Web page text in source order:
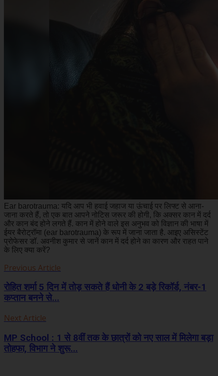
Ear barotrauma: यदि आप भी हवाई जहाज या ऊंचाई पर लिफ्ट से आना-
जाना करते हैं, तो एक बात आपने नोटिस जरूर की होगी, कि अक्सर कान में दर्द
और कान बंद होने लगते हैं. कान में होने वाले इस अनुभव को विज्ञान की भाषा में
ईयर बैरोट्रॉमा (ear barotrauma) के रूप में जाना जाता है. आइए असिस्टेंट
प्रोफेसर डॉ. अवनीश कुमार से जानें कान में दर्द होने का कारण और राहत पाने
के लिए क्या करें?
Previous Article
रोहित शर्मा 5 दिन में तोड़ सकते हैं धोनी के 2 बड़े रिकॉर्ड, नंबर-1
कप्तान बनने से...
Next Article
MP School : 1 से 8वीं तक के छात्रों को नए साल में मिलेगा बड़ा
तोहफा, विभाग ने शुरू...